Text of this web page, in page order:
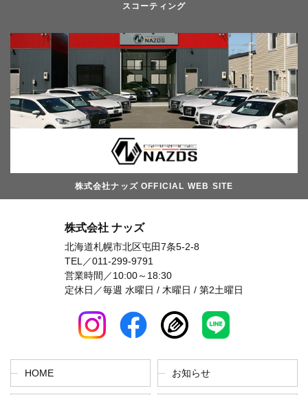
スコーティング
株式会社ナッズ OFFICIAL WEB SITE
株式会社 ナッズ
北海道札幌市北区屯田7条5-2-8
TEL／011-299-9791
営業時間／10:00～18:30
定休日／毎週 水曜日 / 木曜日 / 第2土曜日
HOME お知らせ